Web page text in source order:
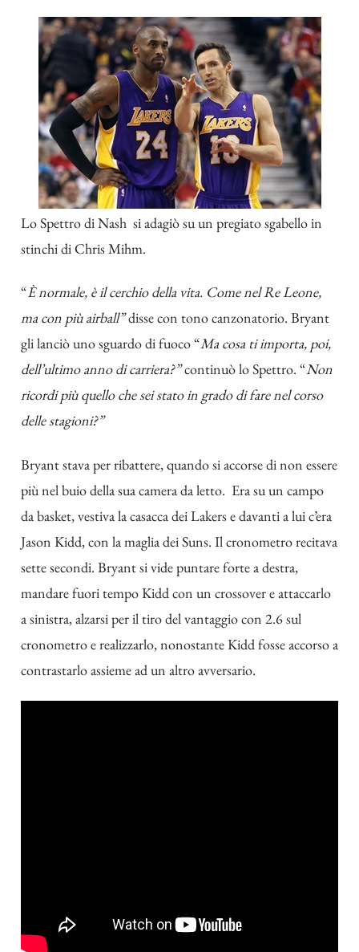
Lo Spettro di Nash si adagiò su un pregiato sgabello in
stinchi di Chris Mihm.
“È normale, è il cerchio della vita. Come nel Re Leone,
ma con più airball”disse con tono canzonatorio. Bryant
gli lanciò uno sguardo di fuoco “Ma cosa ti importa, poi,
dell’ultimo anno di carriera?”continuò lo Spettro. “Non
ricordi più quello che sei stato in grado di fare nel corso
delle stagioni?”
Bryant stava per ribattere, quando si accorse di non essere
più nel buio della sua camera da letto. Era su un campo
da basket, vestiva la casacca dei Lakers e davanti a lui c’era
Jason Kidd, con la maglia dei Suns. Il cronometro recitava
sette secondi. Bryant si vide puntare forte a destra,
mandare fuori tempo Kidd con un crossover e attaccarlo
a sinistra, alzarsi per il tiro del vantaggio con 2.6 sul
cronometro e realizzarlo, nonostante Kidd fosse accorso a
contrastarlo assieme ad un altro avversario.